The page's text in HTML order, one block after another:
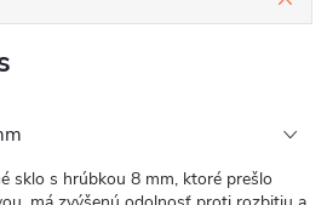
sklo s hrúbkou 8 mm, ktoré prešlo